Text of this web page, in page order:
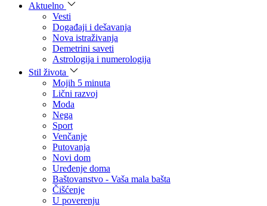
Aktuelno
Vesti
Događaji i dešavanja
Nova istraživanja
Demetrini saveti
Astrologija i numerologija
Stil života
Mojih 5 minuta
Lični razvoj
Moda
Nega
Sport
Venčanje
Putovanja
Novi dom
Uređenje doma
Baštovanstvo - Vaša mala bašta
Čišćenje
U poverenju